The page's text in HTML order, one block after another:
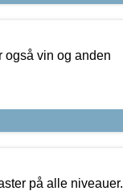
også vin og anden
på alle niveauer.